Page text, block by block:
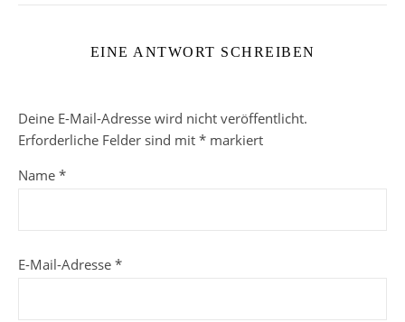
EINE ANTWORT SCHREIBEN
Deine E-Mail-Adresse wird nicht veröffentlicht.
Erforderliche Felder sind mit * markiert
Name *
E-Mail-Adresse *